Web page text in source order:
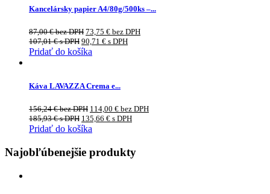
Kancelársky papier A4/80g/500ks –...
87,00€bez DPH 73,75 € bez DPH
107,01€s DPH 90,71 € s DPH
Pridať do košíka
Káva LAVAZZA Crema e...
156,24€bez DPH 114,00 € bez DPH
185,93€s DPH 135,66 € s DPH
Pridať do košíka
Najobľúbenejšie produkty